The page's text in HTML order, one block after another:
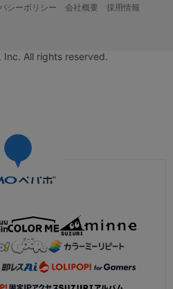
シーポリシー 会社概要
採用情報
All rights reserved.